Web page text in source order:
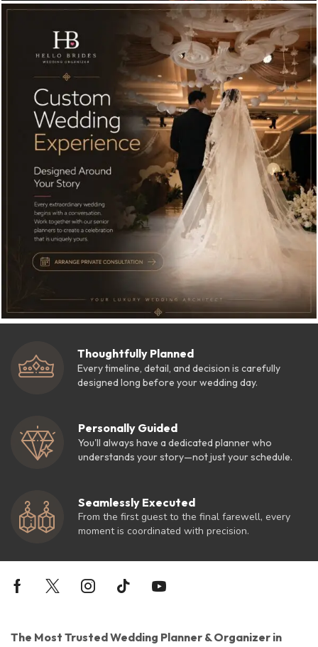
Thoughtfully Planned
Every timeline, detail, and decision is carefully
designed long before your wedding day.
Personally Guided
You'll always have a dedicated planner who
understands your story—not just your schedule.
Seamlessly Executed
From the first guest to the final farewell, every
moment is coordinated with precision.
The Most Trusted Wedding Planner & Organizer in